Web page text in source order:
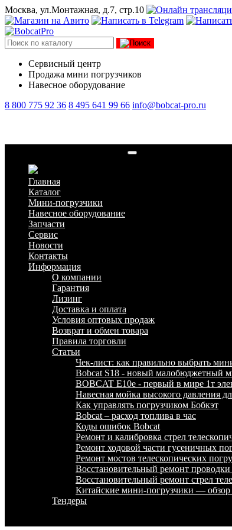
Москва, ул.Монтажная, д.7, стр.10
Сервисный центр
Продажа мини погрузчиков
Навесное оборудование
8 800 775 92 36 8 495 641 99 66 info@bobcat-pro.ru
Главная
Каталог
Мини-погрузчики
Навесное оборудование
Запчасти
Сервис
Новости
Контакты
Информация
О компании
Гарантия
Лизинг
Доставка и оплата
Условия оптовых продаж
Возврат и обмен товара
Правила торговли
Статьи
Чек-лист: как правильно выбрать
Bobcat S18 - новый малобюджетный
BOBCAT E10e - первый в мире 1т
Навесная мойка высокого давления
Как управлять погрузчиком Бобкэт
Bobcat – расход топлива в час
Коды ошибок Bobcat
Ремонт и калибровка стрел
Ремонт ходовой части гусеничных
Ремонт мостов телескопических
Восстановительный ремонт
Восстановительный ремонт стрел
Китайские мини-погрузчики —
Тендеры